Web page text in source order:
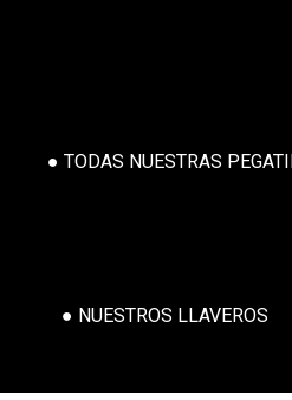
● TODAS NUESTRAS
● NUESTROS LLAVEROS